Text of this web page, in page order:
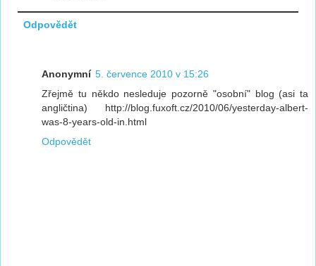
Odpovědět
Anonymní 5. července 2010 v 15:26
Zřejmě tu někdo nesleduje pozorně "osobní" blog (asi ta
angličtina) http://blog.fuxoft.cz/2010/06/yesterday-albert-
was-8-years-old-in.html
Odpovědět